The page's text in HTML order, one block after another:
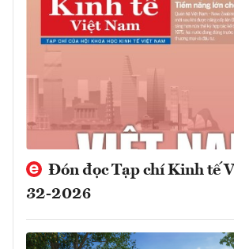
Đón đọc Tạp chí Kinh tế
32-2026